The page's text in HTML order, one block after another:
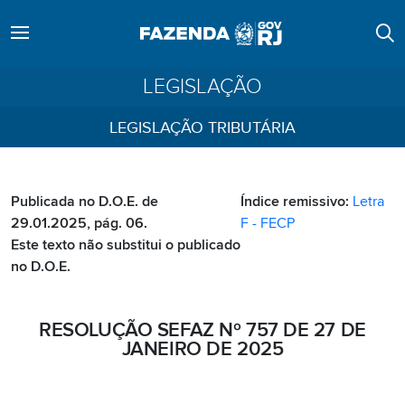
LEGISLAÇÃO
LEGISLAÇÃO TRIBUTÁRIA
Publicada no D.O.E. de
29.01.2025, pág. 06.
Este texto não substitui o publicado
no D.O.E.
Índice remissivo: Letra
F - FECP
RESOLUÇÃO SEFAZ Nº 757 DE 27 DE
JANEIRO DE 2025